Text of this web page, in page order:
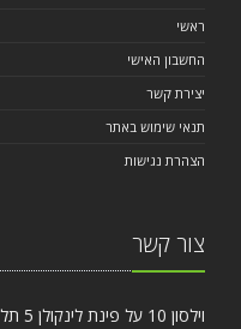
ראשי
החשבון האישי
יצירת קשר
תנאי שימוש באתר
הצהרת נגישות
צור קשר
וילסון 10 על פינת לינקולן 5 תל אביב